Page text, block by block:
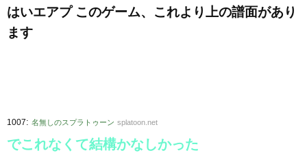
はいエアプ このゲーム、これより上の譜面があり
ます
1007: 名無しのスプラトゥーン splatoon.net
でこれなくて結構かなしかった